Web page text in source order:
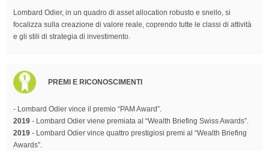
Lombard Odier, in un quadro di asset allocation robusto e snello, si
focalizza sulla creazione di valore reale, coprendo tutte le classi di attività
e gli stili di strategia di investimento.
PREMI E RICONOSCIMENTI
- Lombard Odier vince il premio “PAM Award”.
2019 - Lombard Odier viene premiata al “Wealth Briefing Swiss Awards”.
2019 - Lombard Odier vince quattro prestigiosi premi al “Wealth Briefing
Awards”.